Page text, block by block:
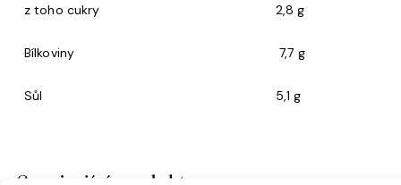
z toho cukry 2,8 g
Bílkoviny 7,7 g
Sůl 5,1 g